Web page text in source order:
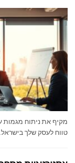
מקיף את ניתוח מגמות
טווח לעסק שלך